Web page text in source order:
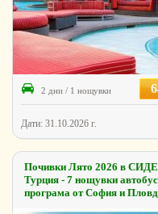
2 дни / 1 нощувки
Дати: 31.10.2026 г.
Почивки Лято 2026 в
Турция - 7 нощувки
програма от София и